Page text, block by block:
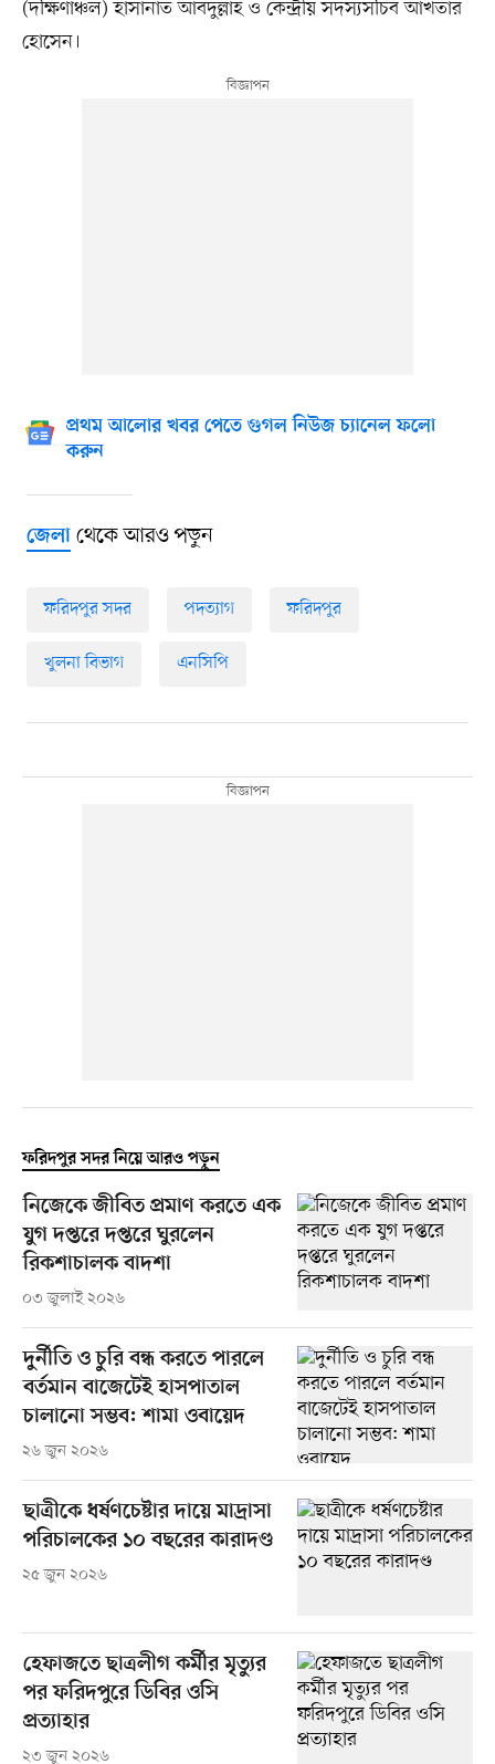
(দক্ষিণাঞ্চল) হাসানাত আবদুল্লাহ ও কেন্দ্রীয় সদস্যসচিব আখতার
হোসেন।
প্রথম আলোর খবর পেতে গুগল নিউজ চ্যানেল ফলো
করুন
জেলাথেকে আরও পড়ুন
ফরিদপুর সদর পদত্যাগ ফরিদপুর
খুলনা বিভাগ এনসিপি
ফরিদপুর সদর নিয়ে আরও পড়ুন
নিজেকে জীবিত প্রমাণ করতে এক
যুগ দপ্তরে দপ্তরে ঘুরলেন
রিকশাচালক বাদশা
০৩ জুলাই ২০২৬
দুর্নীতি ও চুরি বন্ধ করতে পারলে
বর্তমান বাজেটেই হাসপাতাল
চালানো সম্ভব: শামা ওবায়েদ
২৬ জুন ২০২৬
ছাত্রীকে ধর্ষণচেষ্টার দায়ে মাদ্রাসা
পরিচালকের ১০ বছরের কারাদণ্ড
২৫ জুন ২০২৬
হেফাজতে ছাত্রলীগ কর্মীর মৃত্যুর
পর ফরিদপুরে ডিবির ওসি
প্রত্যাহার
২৩ জুন ২০২৬